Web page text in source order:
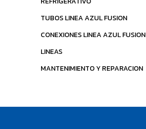
TUBOS LINEA AZUL FUSION
CONEXIONES LINEA AZUL FUSION
LINEAS
MANTENIMIENTO Y REPARACION